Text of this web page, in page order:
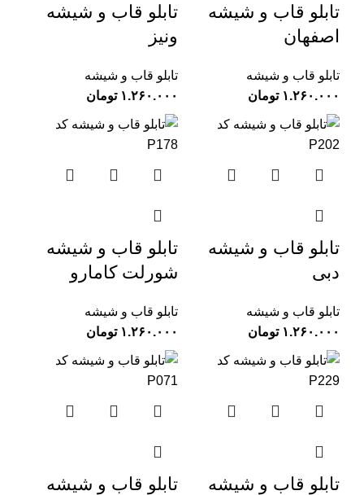
تابلو قاب و شیشه
اصفهان
تابلو قاب و شیشه
تومان
تابلو قاب و شیشه
ونیز
تابلو قاب و شیشه
تومان
تابلو قاب و شیشه
دبی
تابلو قاب و شیشه
تومان
تابلو قاب و شیشه
شورلت کامارو
تابلو قاب و شیشه
تومان
تابلو قاب و شیشه
تابلو قاب و شیشه